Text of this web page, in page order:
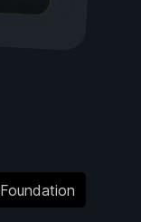
Foundation